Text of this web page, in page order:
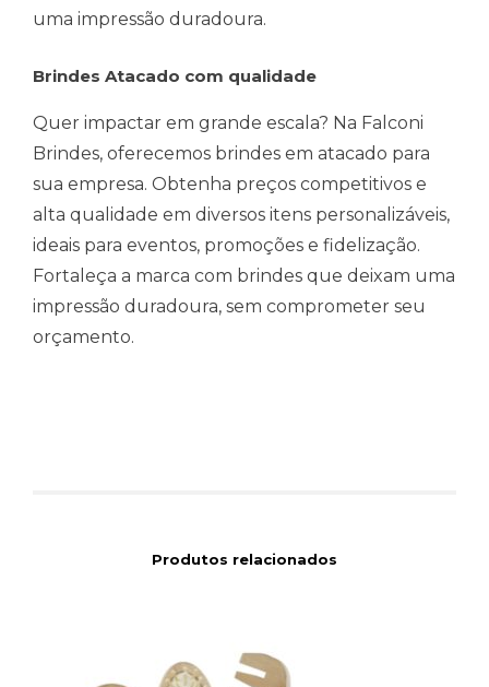
uma impressão duradoura.
Brindes Atacado com qualidade
Quer impactar em grande escala? Na Falconi
Brindes, oferecemos brindes em atacado para
sua empresa. Obtenha preços competitivos e
alta qualidade em diversos itens personalizáveis,
ideais para eventos, promoções e fidelização.
Fortaleça a marca com brindes que deixam uma
impressão duradoura, sem comprometer seu
orçamento.
Produtos relacionados